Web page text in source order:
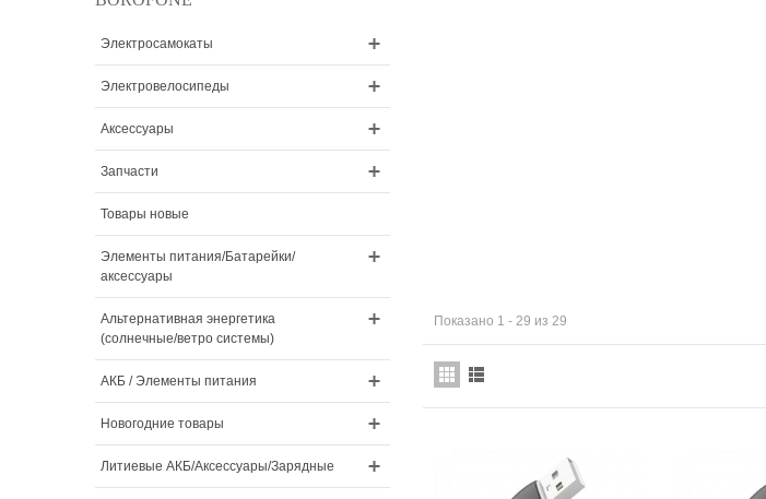
Электросамокаты
Электровелосипеды
Аксессуары
Запчасти
Товары новые
Элементы питания/Батарейки/
аксессуары
Альтернативная энергетика
(солнечные/ветро системы)
АКБ / Элементы питания
Новогодние товары
Литиевые АКБ/Аксессуары/Зарядные
Показано 1 - 29 из 29